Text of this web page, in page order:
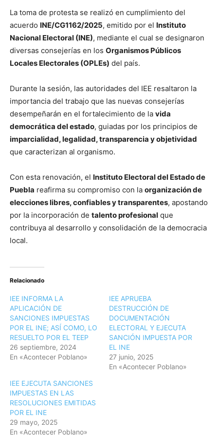
La toma de protesta se realizó en cumplimiento del
acuerdo INE/CG1162/2025, emitido por el Instituto
Nacional Electoral (INE), mediante el cual se designaron
diversas consejerías en los Organismos Públicos
Locales Electorales (OPLEs) del país.
Durante la sesión, las autoridades del IEE resaltaron la
importancia del trabajo que las nuevas consejerías
desempeñarán en el fortalecimiento de la vida
democrática del estado, guiadas por los principios de
imparcialidad, legalidad, transparencia y objetividad
que caracterizan al organismo.
Con esta renovación, el Instituto Electoral del Estado de
Puebla reafirma su compromiso con la organización de
elecciones libres, confiables y transparentes, apostando
por la incorporación de talento profesional que
contribuya al desarrollo y consolidación de la democracia
local.
Relacionado
IEE INFORMA LA
APLICACIÓN DE
SANCIONES IMPUESTAS
POR EL INE; ASÍ COMO, LO
RESUELTO POR EL TEEP
26 septiembre, 2024
En «Acontecer Poblano»
IEE APRUEBA
DESTRUCCIÓN DE
DOCUMENTACIÓN
ELECTORAL Y EJECUTA
SANCIÓN IMPUESTA POR
EL INE
27 junio, 2025
En «Acontecer Poblano»
IEE EJECUTA SANCIONES
IMPUESTAS EN LAS
RESOLUCIONES EMITIDAS
POR EL INE
29 mayo, 2025
En «Acontecer Poblano»